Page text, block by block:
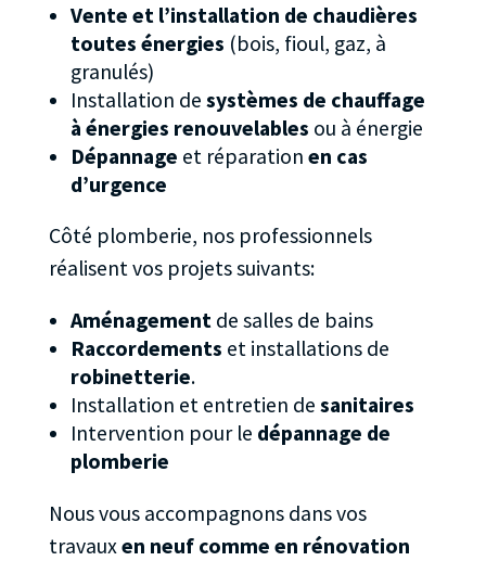
Vente et l’installation de chaudières
toutes énergies (bois, fioul, gaz, à
granulés)
Installation de systèmes de chauffage
à énergies renouvelables ou à énergie
Dépannage et réparation en cas
d’urgence
Côté plomberie, nos professionnels
réalisent vos projets suivants:
Aménagementde salles de bains
Raccordements et installations de
robinetterie.
Installation et entretien de sanitaires
Intervention pour le dépannage de
plomberie
Nous vous accompagnons dans vos
travauxen neuf comme en rénovation